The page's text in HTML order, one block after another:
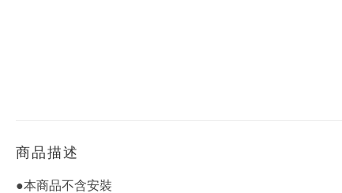
商品描述
●本商品不含安裝